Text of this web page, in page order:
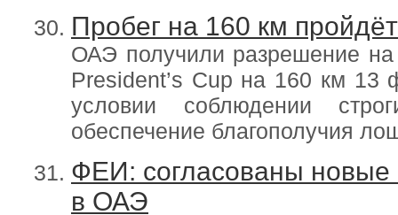
Пробег на 160 км
ОАЭ получили разрешение на
President’s Cup на 160 км 13
условии соблюдении
обеспечение благополучия
ФЕИ: согласованы новые
в ОАЭ